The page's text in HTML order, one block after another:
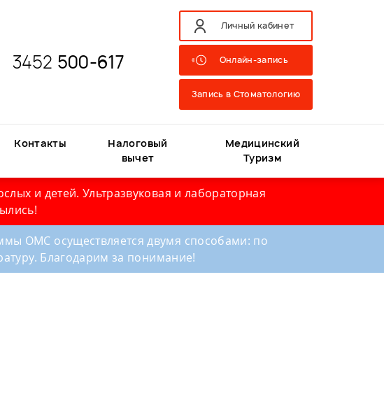
3452 500-617
Личный кабинет
Онлайн-запись
Запись в Стоматологию
Контакты
Налоговый
вычет
Медицинский
Туризм
и детей. Ультразвуковая и лабораторная
ОМС осуществляется двумя способами: по
Благодарим за понимание!